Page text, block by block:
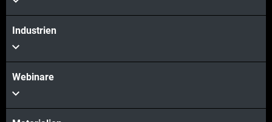
Industrien
Webinare